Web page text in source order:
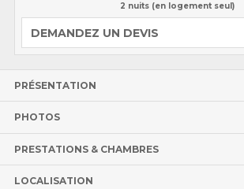
2 nuits (en logement seul)
DEMANDEZ UN DEVIS
PRÉSENTATION
PHOTOS
PRESTATIONS & CHAMBRES
LOCALISATION